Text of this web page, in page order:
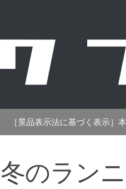
［景品表示法に基づく表示
冬のラン